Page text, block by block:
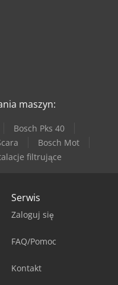
maszyn:
Bosch Pks 40
Bosch Mot
filtrujące
Serwis
Zaloguj się
FAQ/Pomoc
Kontakt